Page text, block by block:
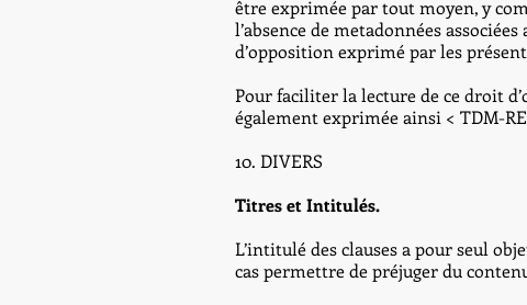
être exprimée par tout moyen, y
l’absence de metadonnées
d’opposition exprimé par les
Pour faciliter la lecture de ce droit
également exprimée ainsi < TDM-
10. DIVERS
Titres et Intitulés.
L’intitulé des clauses a pour seul
cas permettre de préjuger du